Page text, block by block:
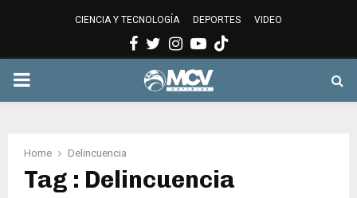
CIENCIA Y TECNOLOGÍA DEPORTES VIDEO
Facebook
Twitter
Instagram
Youtube
PRIMARY
Home Delincuencia
Tag : Delincuencia